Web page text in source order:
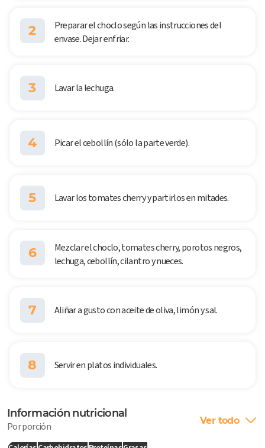
2
Preparar el choclo según las instrucciones del
envase. Dejar enfriar.
3 Lavar la lechuga.
4 Picar el cebollín (sólo la parte verde).
5 Lavar los tomates cherry y partirlos en mitades.
6
Mezclar el choclo, tomates cherry, porotos negros,
lechuga, cebollín, cilantro y nueces.
7 Aliñar a gusto con aceite de oliva, limón y sal.
8 Servir en platos individuales.
Información nutricional
Por porción Ver todo